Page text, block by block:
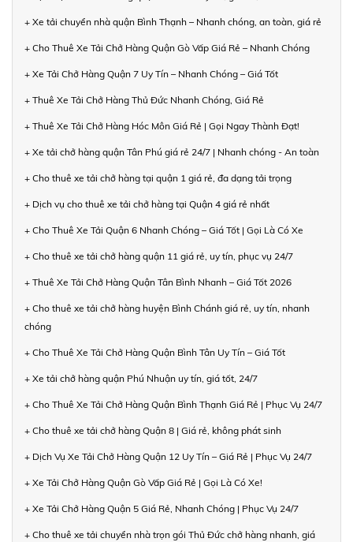
+ Xe tải chuyển nhà quận Bình Thạnh – Nhanh chóng, an toàn, giá rẻ
+ Cho Thuê Xe Tải Chở Hàng Quận Gò Vấp Giá Rẻ – Nhanh Chóng
+ Xe Tải Chở Hàng Quận 7 Uy Tín – Nhanh Chóng – Giá Tốt
+ Thuê Xe Tải Chở Hàng Thủ Đức Nhanh Chóng, Giá Rẻ
+ Thuê Xe Tải Chở Hàng Hóc Môn Giá Rẻ | Gọi Ngay Thành Đạt!
+ Xe tải chở hàng quận Tân Phú giá rẻ 24/7 | Nhanh chóng - An toàn
+ Cho thuê xe tải chở hàng tại quận 1 giá rẻ, đa dạng tải trọng
+ Dịch vụ cho thuê xe tải chở hàng tại Quận 4 giá rẻ nhất
+ Cho Thuê Xe Tải Quận 6 Nhanh Chóng – Giá Tốt | Gọi Là Có Xe
+ Cho thuê xe tải chở hàng quận 11 giá rẻ, uy tín, phục vụ 24/7
+ Thuê Xe Tải Chở Hàng Quận Tân Bình Nhanh – Giá Tốt 2026
+ Cho thuê xe tải chở hàng huyện Bình Chánh giá rẻ, uy tín, nhanh
chóng
+ Cho Thuê Xe Tải Chở Hàng Quận Bình Tân Uy Tín – Giá Tốt
+ Xe tải chở hàng quận Phú Nhuận uy tín, giá tốt, 24/7
+ Cho Thuê Xe Tải Chở Hàng Quận Bình Thạnh Giá Rẻ | Phục Vụ 24/7
+ Cho thuê xe tải chở hàng Quận 8 | Giá rẻ, không phát sinh
+ Dịch Vụ Xe Tải Chở Hàng Quận 12 Uy Tín – Giá Rẻ | Phục Vụ 24/7
+ Xe Tải Chở Hàng Quận Gò Vấp Giá Rẻ | Gọi Là Có Xe!
+ Xe Tải Chở Hàng Quận 5 Giá Rẻ, Nhanh Chóng | Phục Vụ 24/7
+ Cho thuê xe tải chuyển nhà trọn gói Thủ Đức chở hàng nhanh, giá